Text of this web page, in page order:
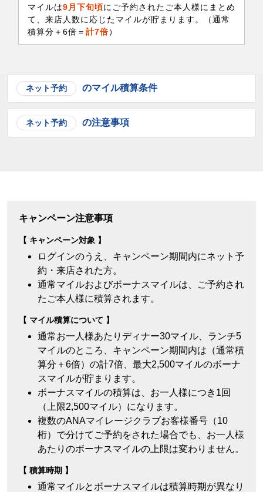
マイルは9月下旬頃にご予約されたご本人様にまとめ
て、来店人数に応じたマイルが貯まります。（通常
積算分＋6倍＝ 計7倍）
ネット予約 のマイル積算条件
ネット予約 の注意事項
キャンペーン注意事項
キャンペーン対象
ログインのうえ、キャンペーン期間内にネット予
約・来店された方。
通常マイルおよびボーナスマイルは、ご予約され
たご本人様に積算されます。
マイル積算について
通常お一人様あたりディナー30マイル、ランチ5
マイルのところ、キャンペーン期間内は（通常積
算分＋6倍）の計7倍、最大2,500マイルのボーナ
スマイルが貯まります。
ボーナスマイルの積算は、お一人様につき1回
（上限2,500マイル）になります。
複数のANAマイレージクラブお客様番号（10
桁）で分けてご予約をされた場合でも、お一人様
あたりのボーナスマイルの上限は変わりません。
積算時期
通常マイルとボーナスマイルは積算時期が異なり